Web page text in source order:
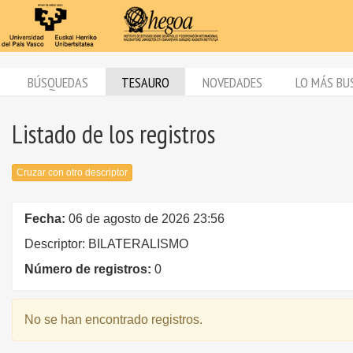
BÚSQUEDAS TESAURO NOVEDADES LO MÁS
Listado de los registros
Cruzar con otro descriptor
Fecha: 06 de agosto de 2026 23:56
Descriptor: BILATERALISMO
Número de registros: 0
No se han encontrado registros.